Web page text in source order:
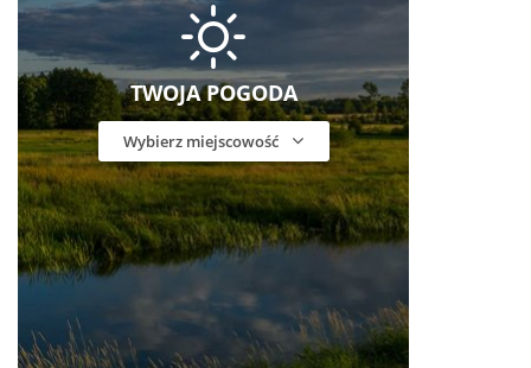
TWOJA POGODA
Wybierz miejscowość